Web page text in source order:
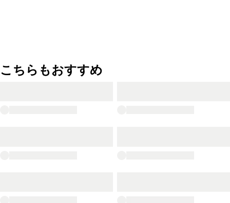
こちらもおすすめ